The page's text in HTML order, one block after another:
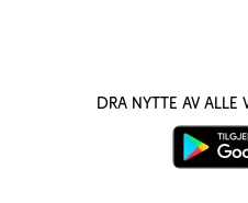
Dra nytte av alle